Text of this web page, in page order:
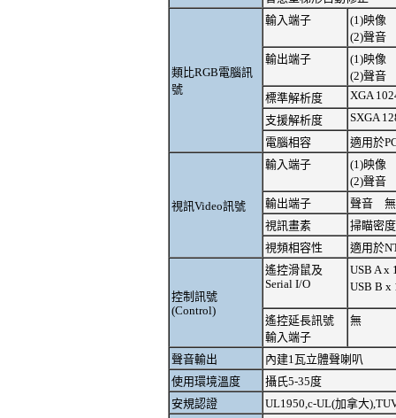
類比RGB電腦訊
號
輸入端子
(1)映像
(2)聲音
輸出端子
(1)映像
(2)聲音
標準解析度
XGA
支援解析度
SXGA
電腦相容
適用於
視訊Video訊號
輸入端子
(1)映像
(2)聲音
輸出端子
聲音 無
視訊畫素
掃瞄密
視頻相容性
適用於
控制訊號
(Control)
遙控滑鼠及
Serial I/O
USB A x
USB B x
遙控延長訊號
輸入端子
無
聲音輸出
內建1瓦立體聲喇叭
使用環境溫度
攝氏5-35度
安規認證
UL1950,c-UL(加拿大